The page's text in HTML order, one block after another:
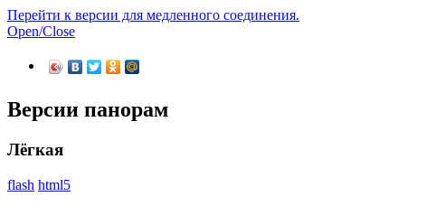
Перейти к версии для медленного соединения.
Open/Close
Версии панорам
Лёгкая
flash html5